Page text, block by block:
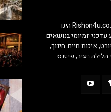
פורטל האינטרנט של ראשון לציון Rishon4u.co.il הינו
יומיומי בנושאים
איכות חיים, חינוך,
הלילה בעיר, פיטנס